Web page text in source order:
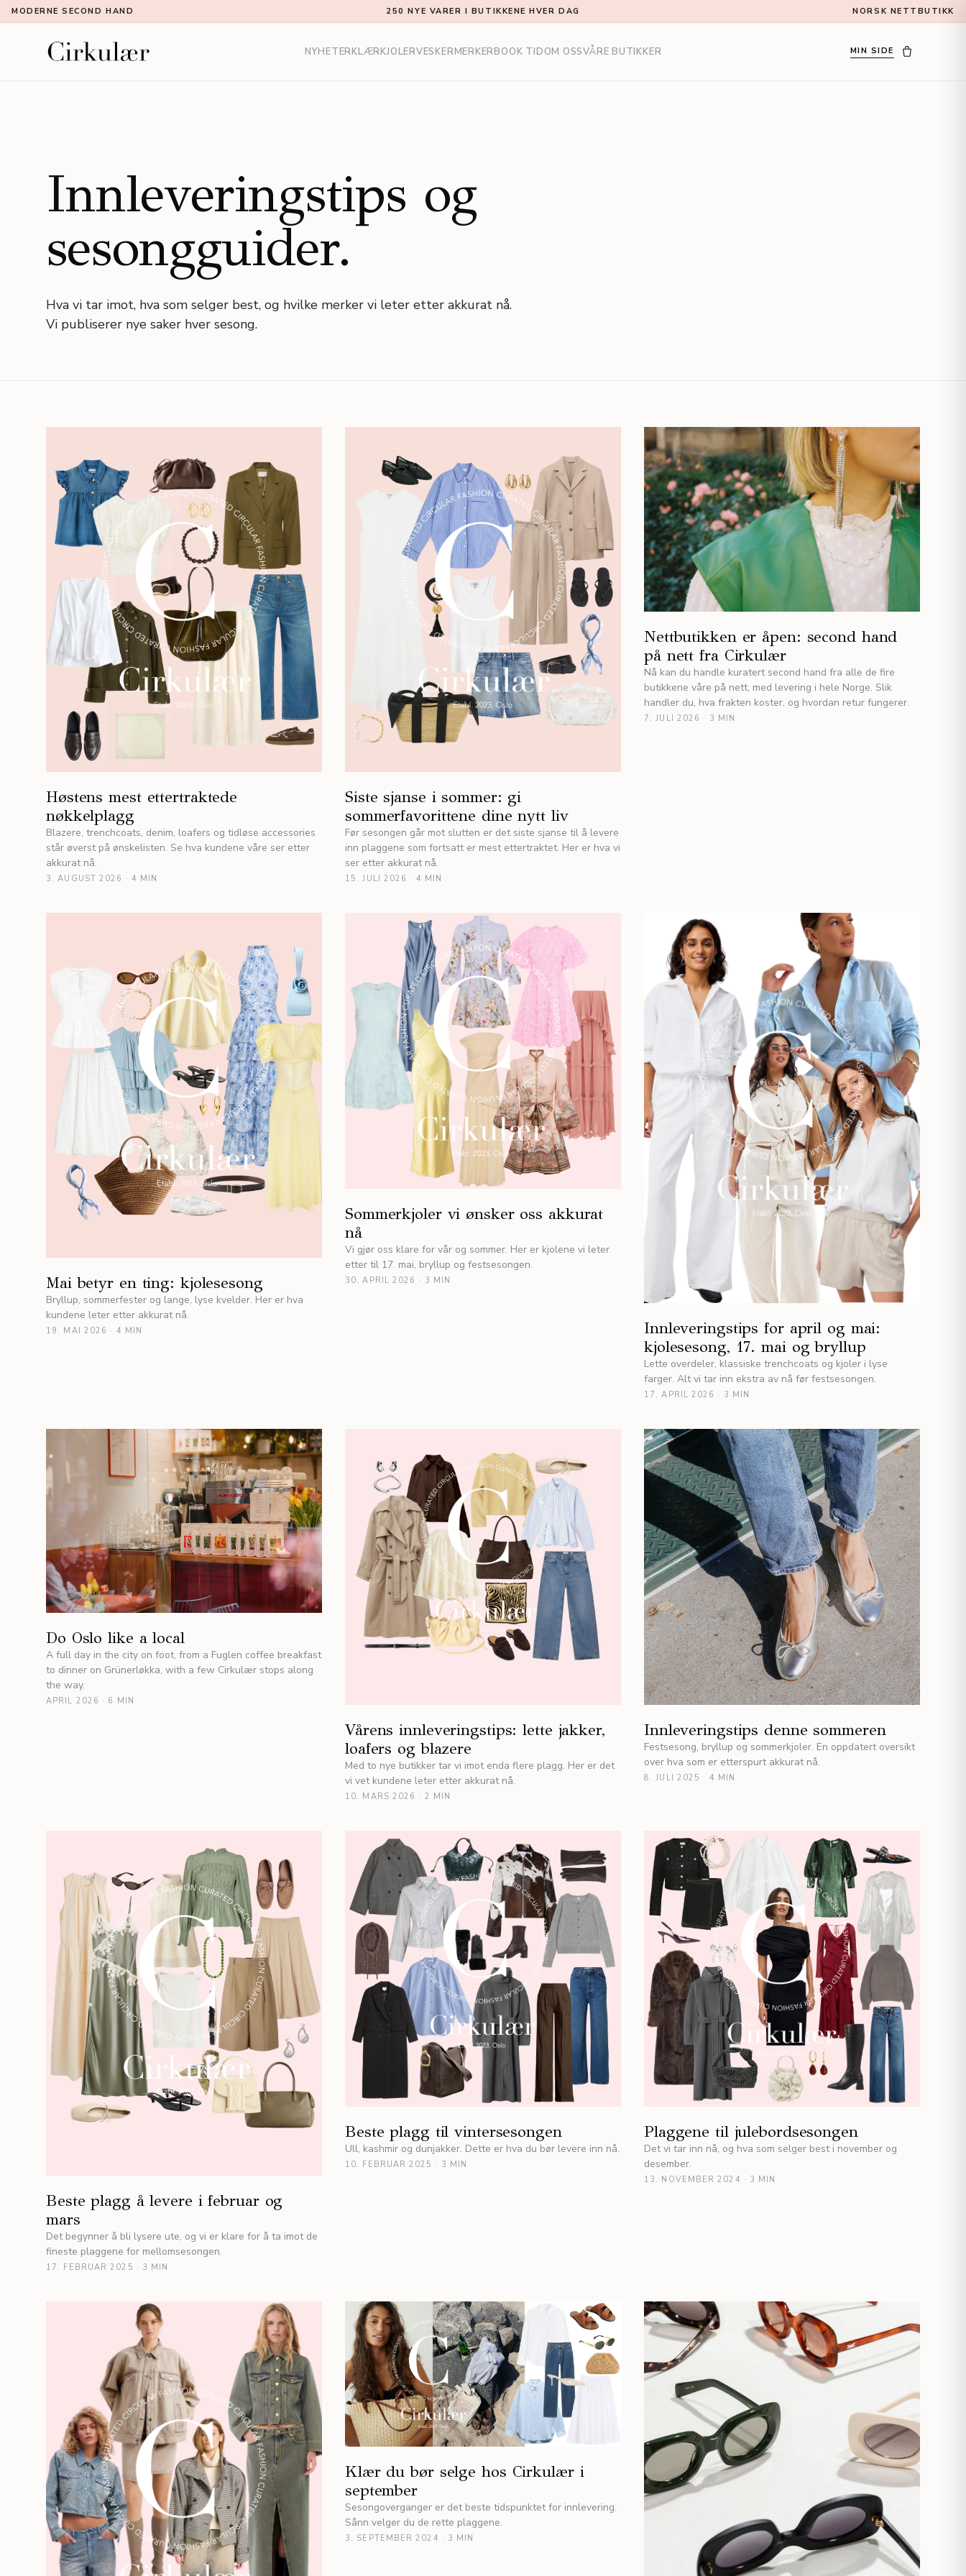
MODERNE SECOND HAND 250 NYE VARER I BUTIKKENE HVER DAG NORSK NETTBUTIKK
NYHETERKLÆRKJOLERVESKERMERKERBOOK TIDOM OSSVÅRE BUTIKKER MIN SIDE
Innleveringstips og
sesongguider.
Hva vi tar imot, hva som selger best, og hvilke merker vi leter etter akkurat nå.
Vi publiserer nye saker hver sesong.
Høstens mest ettertraktede
nøkkelplagg
Blazere, trenchcoats, denim, loafers og tidløse accessories
står øverst på ønskelisten. Se hva kundene våre ser etter
akkurat nå.
3. AUGUST 2026 · 4 MIN
Siste sjanse i sommer: gi
sommerfavorittene dine nytt liv
Før sesongen går mot slutten er det siste sjanse til å levere
inn plaggene som fortsatt er mest ettertraktet. Her er hva vi
ser etter akkurat nå.
15. JULI 2026 · 4 MIN
Nettbutikken er åpen: second hand
på nett fra Cirkulær
Nå kan du handle kuratert second hand fra alle de fire
butikkene våre på nett, med levering i hele Norge. Slik
handler du, hva frakten koster, og hvordan retur fungerer.
7. JULI 2026 · 3 MIN
Mai betyr en ting: kjolesesong
Bryllup, sommerfester og lange, lyse kvelder. Her er hva
kundene leter etter akkurat nå.
19. MAI 2026 · 4 MIN
Sommerkjoler vi ønsker oss akkurat
nå
Vi gjør oss klare for vår og sommer. Her er kjolene vi leter
etter til 17. mai, bryllup og festsesongen.
30. APRIL 2026 · 3 MIN
Innleveringstips for april og mai:
kjolesesong, 17. mai og bryllup
Lette overdeler, klassiske trenchcoats og kjoler i lyse
farger. Alt vi tar inn ekstra av nå før festsesongen.
17. APRIL 2026 · 3 MIN
Do Oslo like a local
A full day in the city on foot, from a Fuglen coffee breakfast
to dinner on Grünerløkka, with a few Cirkulær stops along
the way.
APRIL 2026 · 6 MIN
Vårens innleveringstips: lette jakker,
loafers og blazere
Med to nye butikker tar vi imot enda flere plagg. Her er det
vi vet kundene leter etter akkurat nå.
10. MARS 2026 · 2 MIN
Innleveringstips denne sommeren
Festsesong, bryllup og sommerkjoler. En oppdatert oversikt
over hva som er etterspurt akkurat nå.
8. JULI 2025 · 4 MIN
Beste plagg å levere i februar og
mars
Det begynner å bli lysere ute, og vi er klare for å ta imot de
fineste plaggene for mellomsesongen.
17. FEBRUAR 2025 · 3 MIN
Beste plagg til vintersesongen
Ull, kashmir og dunjakker. Dette er hva du bør levere inn nå.
10. FEBRUAR 2025 · 3 MIN
Plaggene til julebordsesongen
Det vi tar inn nå, og hva som selger best i november og
desember.
13. NOVEMBER 2024 · 3 MIN
Klær du bør selge hos Cirkulær i
september
Sesongoverganger er det beste tidspunktet for innlevering.
Sånn velger du de rette plaggene.
3. SEPTEMBER 2024 · 3 MIN